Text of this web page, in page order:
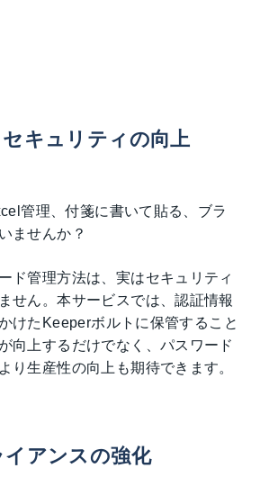
キュリティの向上
管理、付箋に書いて貼る、ブラ
ませんか？
ド管理方法は、実はセキュリティ
せん。本サービスでは、認証情報
けたKeeperボルトに保管すること
向上するだけでなく、パスワード
り生産性の向上も期待できます。
イアンスの強化